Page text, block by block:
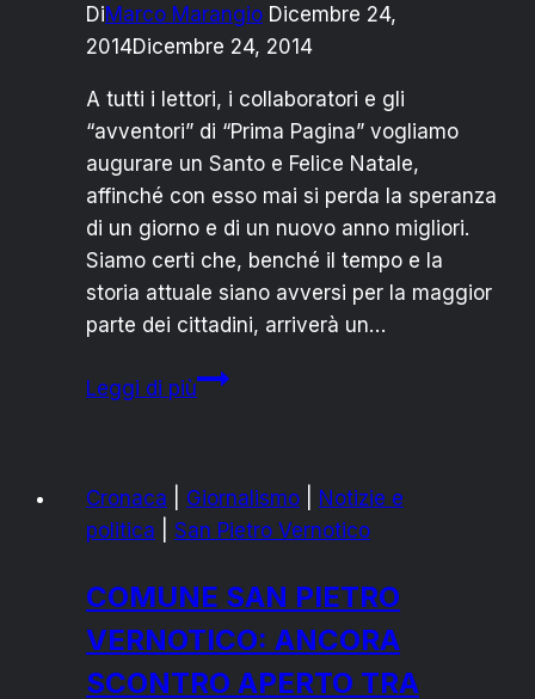
DiMarco Marangio Dicembre 24,
2014Dicembre 24, 2014
A tutti i lettori, i collaboratori e gli
“avventori” di “Prima Pagina” vogliamo
augurare un Santo e Felice Natale,
affinché con esso mai si perda la speranza
di un giorno e di un nuovo anno migliori.
Siamo certi che, benché il tempo e la
storia attuale siano avversi per la maggior
parte dei cittadini, arriverà un…
Leggi di piùBUON
PAGINA”
Cronaca Giornalismo
Notizie e
politica
San Pietro Vernotico
COMUNE SAN PIETRO
VERNOTICO: ANCORA
SCONTRO APERTO TRA